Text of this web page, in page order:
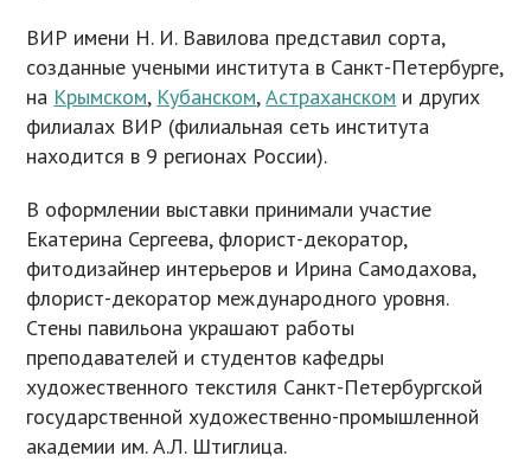
ВИР имени Н. И. Вавилова представил сорта,
созданные учеными института в Санкт-Петербурге,
на Крымском, Кубанском,Астраханском и других
филиалах ВИР (филиальная сеть института
находится в 9 регионах России).
В оформлении выставки принимали участие
Екатерина Сергеева, флорист-декоратор,
фитодизайнер интерьеров и Ирина Самодахова,
флорист-декоратор международного уровня.
Стены павильона украшают работы
преподавателей и студентов кафедры
художественного текстиля Санкт-Петербургской
государственной художественно-промышленной
академии им. А.Л. Штиглица.